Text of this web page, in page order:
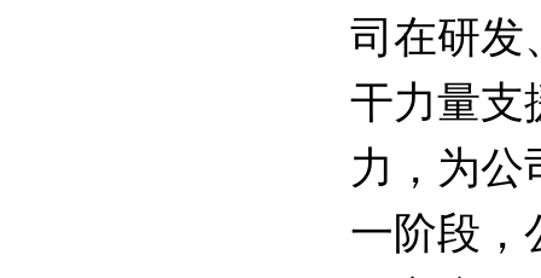
司在研发
干力量支
力，为公
一阶段，